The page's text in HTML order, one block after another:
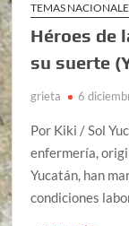
TEMAS
Héroes de
su suerte
grieta 6
Por Kiki / Sol
enfermería,
Yucatán, han
condiciones